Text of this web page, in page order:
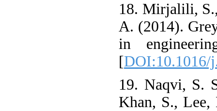
18. Mirjalili,
A. (2014).
in
[DOI:10.1016/
19. Naqvi, S.
Khan, S.,